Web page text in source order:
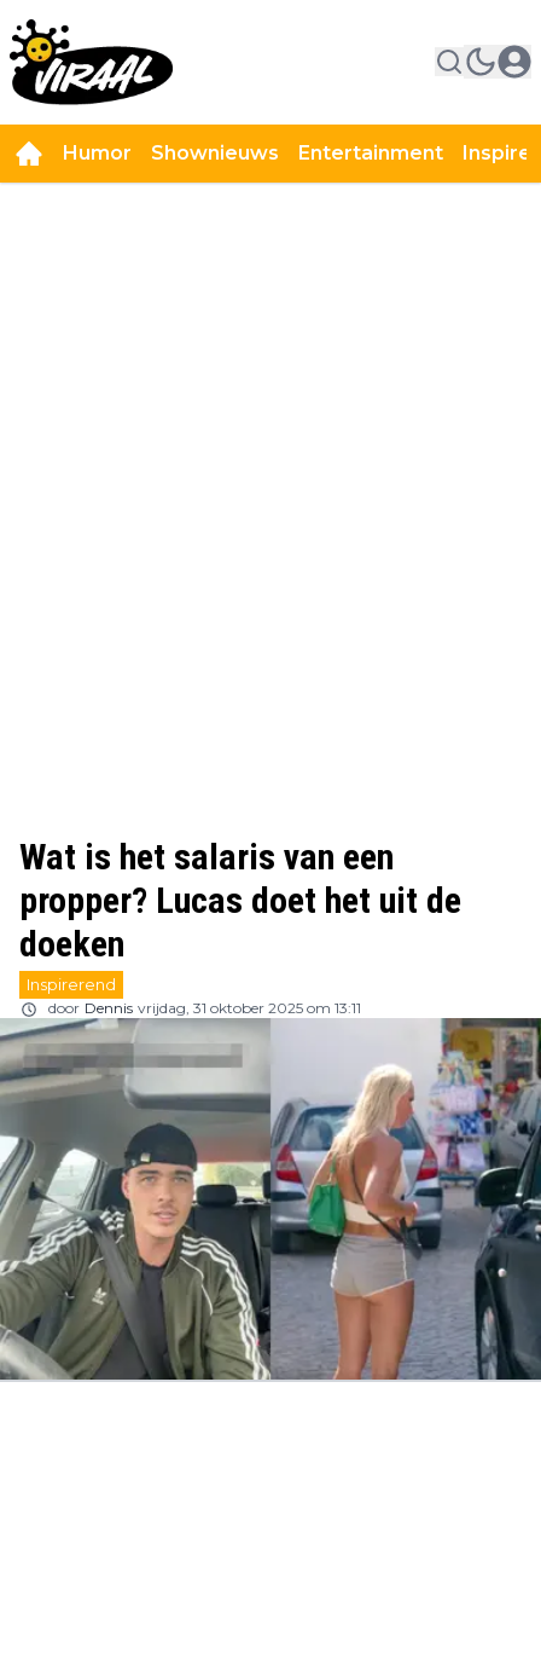
Humor Shownieuws Entertainment
Wat is het salaris van een
propper? Lucas doet het uit de
doeken
Inspirerend
door Dennis vrijdag, 31 oktober 2025 om 13:11